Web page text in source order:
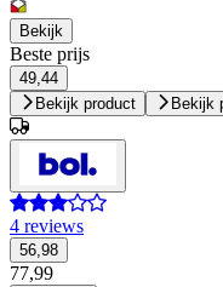
Bekijk
Beste prijs
49,44
Bekijk product
Bekijk
4 reviews
56,98
77,99